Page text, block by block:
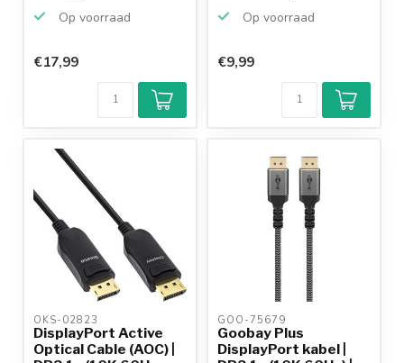
Op voorraad
€17,99
Op voorraad
€9,99
OKS-02823
DisplayPort Active
Optical Cable (AOC) |
GOO-75679
Goobay Plus
DisplayPort kabel |